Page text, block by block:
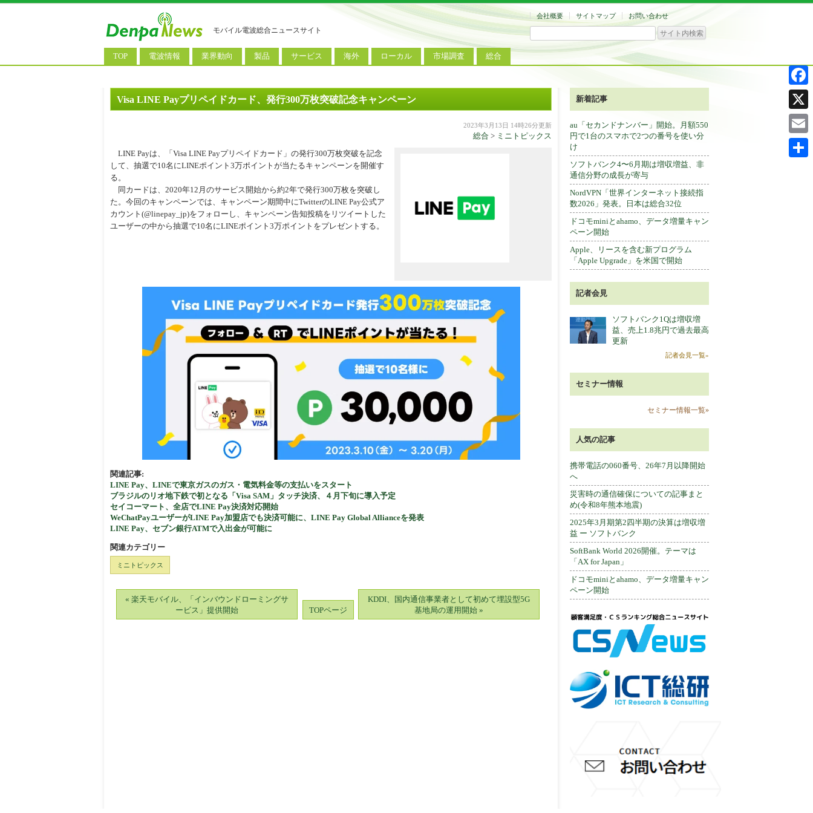
モバイル電波総合ニュースサイト
会社概要 サイトマップ お問い合わせ
TOP 電波情報
基地局ニュース
業界動向
決算情報
料金改定
製品
スマートフォン
SIM
Wi-Fiルーター
ウェアラブル端末
周辺機器
サービス
アプリ
料金プラン
海外
Androidニュース
海外展示会
現地サービス
ローカル
地方展示会
市場調査 総合
Visa LINE Payプリペイドカード、発行300万枚突破記念キャンペーン
2023年3月13日 14時26分更新
総合 > ミニトピックス
LINE Payは、「Visa LINE Payプリペイドカード」の発行300万枚突破を記念
して、抽選で10名にLINEポイント3万ポイントが当たるキャンペーンを開催す
る。
同カードは、2020年12月のサービス開始から約2年で発行300万枚を突破し
た。今回のキャンペーンでは、キャンペーン期間中にTwitterのLINE Pay公式ア
カウント(@linepay_jp)をフォローし、キャンペーン告知投稿をリツイートした
ユーザーの中から抽選で10名にLINEポイント3万ポイントをプレゼントする。
関連記事:
LINE Pay、LINEで東京ガスのガス・電気料金等の支払いをスタート
ブラジルのリオ地下鉄で初となる「Visa SAM」タッチ決済、４月下旬に導入予定
セイコーマート、全店でLINE Pay決済対応開始
WeChatPayユーザーがLINE Pay加盟店でも決済可能に、LINE Pay Global Allianceを発表
LINE Pay、セブン銀行ATMで入出金が可能に
関連カテゴリー
ミニトピックス
« 楽天モバイル、「インバウンドローミングサ
ービス」提供開始
TOPページ
KDDI、国内通信事業者として初めて埋設型5G
基地局の運用開始 »
新着記事
au「セカンドナンバー」開始。月額550
円で1台のスマホで2つの番号を使い分
け
ソフトバンク4〜6月期は増収増益、非
通信分野の成長が寄与
NordVPN「世界インターネット接続指
数2026」発表。日本は総合32位
ドコモminiとahamo、データ増量キャン
ペーン開始
Apple、リースを含む新プログラム
「Apple Upgrade」を米国で開始
記者会見
ソフトバンク1Qは増収増
益、売上1.8兆円で過去最高
更新
記者会見一覧»
セミナー情報
セミナー情報一覧»
人気の記事
携帯電話の060番号、26年7月以降開始
へ
災害時の通信確保についての記事まと
め(令和8年熊本地震)
2025年3月期第2四半期の決算は増収増
益 ー ソフトバンク
SoftBank World 2026開催。テーマは
「AX for Japan」
ドコモminiとahamo、データ増量キャン
ペーン開始
X
Email